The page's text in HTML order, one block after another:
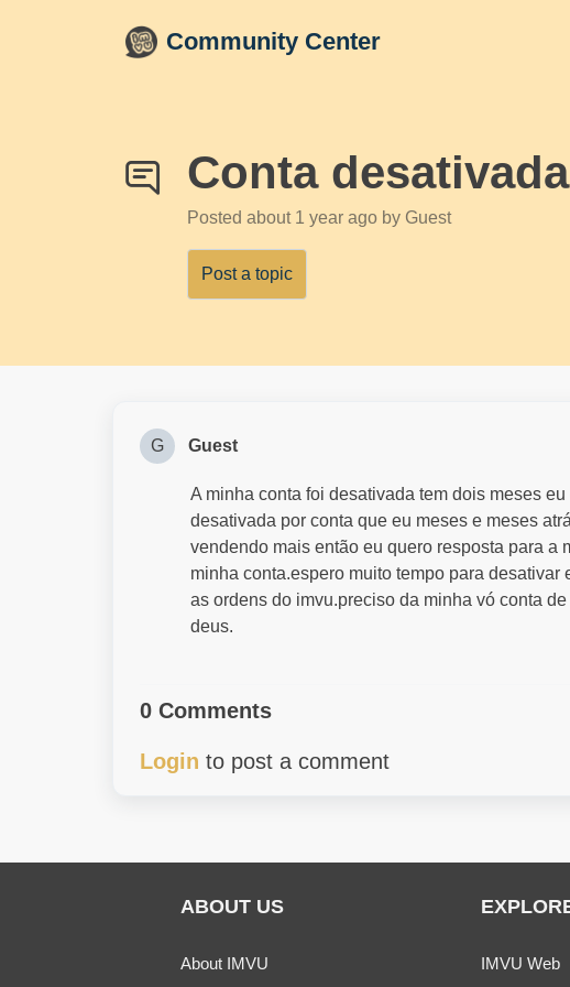
Community Center
Conta
Posted about 1 year ago by Guest
Post a topic
G Guest
A minha conta foi desativada tem dois meses
desativada por conta que eu meses e meses
vendendo mais então eu quero resposta para a
minha conta.espero muito tempo para
as ordens do imvu.preciso da minha vó conta
deus.
0 Comments
Login to post a comment
ABOUT US
About IMVU IMVU Web